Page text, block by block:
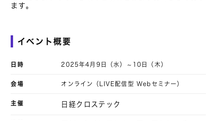
ます。
イベント概要
日時 2025年4月9日（水）～10日（木）
会場 オンライン（LIVE配信型 Webセミナー）
主催 日経クロステック